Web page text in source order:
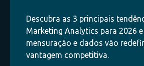
Descubra as 3 principais
Marketing Analytics para 2026
mensuração e dados vão
vantagem competitiva.